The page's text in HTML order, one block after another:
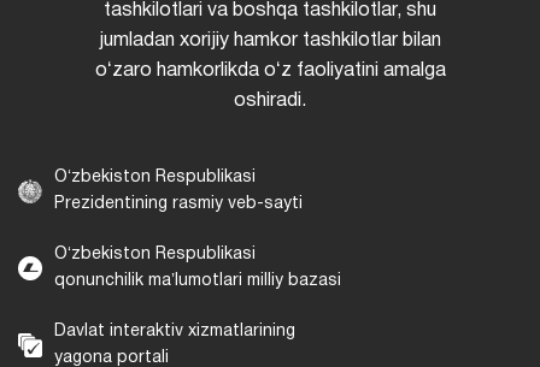
tashkilotlari va boshqa tashkilotlar, shu
jumladan xorijiy hamkor tashkilotlar bilan
oʻzaro hamkorlikda oʻz faoliyatini amalga
oshiradi.
Oʻzbekiston Respublikasi
Prezidentining rasmiy veb-sayti
Oʻzbekiston Respublikasi
qonunchilik maʼlumotlari milliy bazasi
Davlat interaktiv xizmatlarining
yagona portali